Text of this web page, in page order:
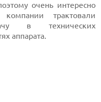
очень интересно
трактовали
в технических
аппарата.